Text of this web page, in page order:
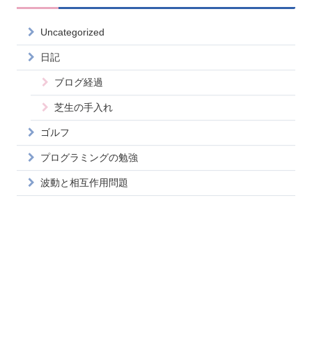
Uncategorized
日記
ブログ経過
芝生の手入れ
ゴルフ
プログラミングの勉強
波動と相互作用問題